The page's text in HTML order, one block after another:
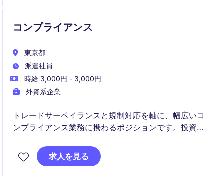
コンプライアンス
東京都
派遣社員
時給 3,000円 - 3,000円
外資系企業
トレードサーベイランスと規制対応を軸に、幅広いコ
ンプライアンス業務に携わるポジションです。投資チ
も関与できます。
求人を見る